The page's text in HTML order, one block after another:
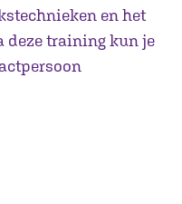
en het
deze training kun je